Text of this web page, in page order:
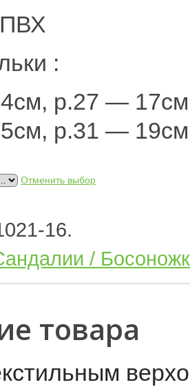
:
р.27 —
р.31 —
Отменить выбор
16.
/
товара